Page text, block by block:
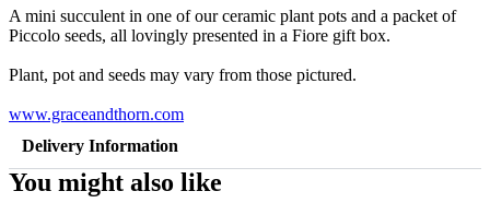
A mini succulent in one of our ceramic plant pots and a packet of
Piccolo seeds, all lovingly presented in a Fiore gift box.
Plant, pot and seeds may vary from those pictured.
www.graceandthorn.com
Delivery Information
You might also like